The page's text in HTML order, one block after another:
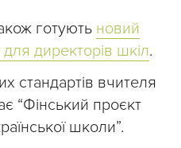
готують новий
директорів шкіл.
стандартів вчителя
“Фінський проєкт
школи”.